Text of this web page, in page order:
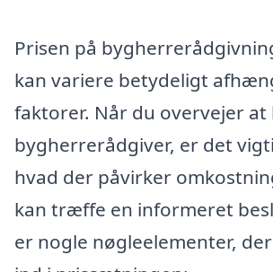
Prisen på
kan variere betydeligt
faktorer. Når du overvejer at
bygherrerådgiver, er det
hvad der påvirker
kan træffe en informeret
er nogle nøgleelementer,